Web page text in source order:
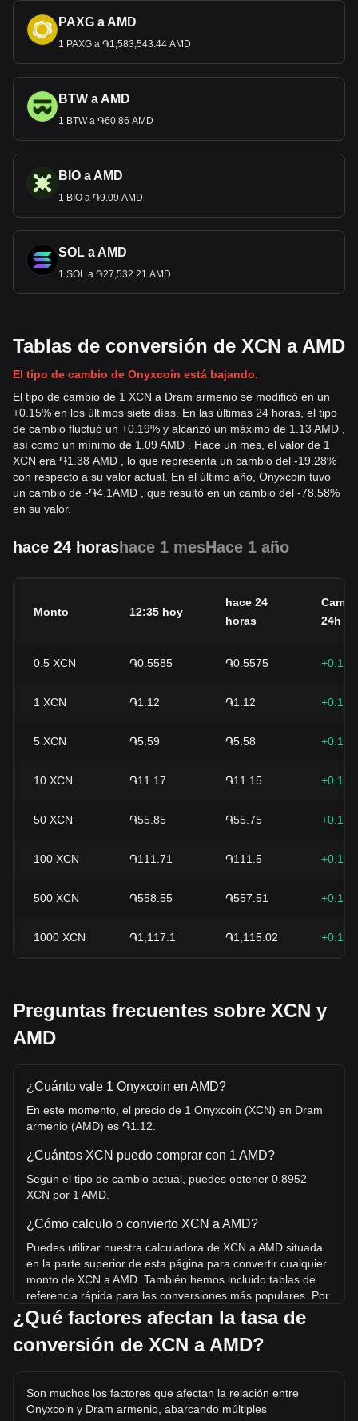
PAXG a AMD
1 PAXG a ֏1,583,543.44 AMD
BTW a AMD
1 BTW a ֏60.86 AMD
BIO a AMD
1 BIO a ֏9.09 AMD
SOL a AMD
1 SOL a ֏27,532.21 AMD
Tablas de conversión de XCN a AMD
El tipo de cambio de Onyxcoin está bajando.
El tipo de cambio de 1 XCN a Dram armenio se modificó en un
+0.15% en los últimos siete días. En las últimas 24 horas, el tipo
de cambio fluctuó un +0.19% y alcanzó un máximo de 1.13 AMD ,
así como un mínimo de 1.09 AMD . Hace un mes, el valor de 1
XCN era ֏1.38 AMD , lo que representa un cambio del -19.28%
con respecto a su valor actual. En el último año, Onyxcoin tuvo
un cambio de -֏4.1AMD , que resultó en un cambio del -78.58%
en su valor.
hace 24 horashace 1 mesHace 1 año
Monto 12:35 hoy
hace 24
horas
24h
0.5 XCN ֏0.5585 ֏0.5575
1 XCN ֏1.12 ֏1.12
5 XCN ֏5.59 ֏5.58
10 XCN ֏11.17 ֏11.15
50 XCN ֏55.85 ֏55.75
100 XCN ֏111.71 ֏111.5
500 XCN ֏558.55 ֏557.51
1000 XCN ֏1,117.1 ֏1,115.02
Preguntas frecuentes sobre XCN y
AMD
¿Cuánto vale 1 Onyxcoin en AMD?
En este momento, el precio de 1 Onyxcoin (XCN) en Dram
armenio (AMD) es ֏1.12.
¿Cuántos XCN puedo comprar con 1 AMD?
Según el tipo de cambio actual, puedes obtener 0.8952
XCN por 1 AMD.
¿Cómo calculo o convierto XCN a AMD?
Puedes utilizar nuestra calculadora de XCN a AMD situada
en la parte superior de esta página para convertir cualquier
monto de XCN a AMD. También hemos incluido tablas de
referencia rápida para las conversiones más populares. Por
ejemplo, 5 AMD equivalen a 4.48 XCN, mientras que 5 XCN
tienen un costo estimado de 5.59AMD.
El precio máximo histórico de 1 XCN en AMD es ֏67.22.
Queda por ver si el valor de 1 XCN/AMD superará el
¿Qué factores afectan la tasa de
conversión de XCN a AMD?
Son muchos los factores que afectan la relación entre
Onyxcoin y Dram armenio, abarcando múltiples